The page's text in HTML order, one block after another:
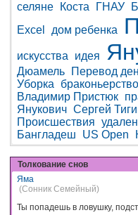
селяне Коста ГНАУ
Excel
дом ребенка
искусства идея
Дюамель
Перевод
Уборка
браконьерство
Владимир Пристюк
Янукович Сергей
Происшествия
Бангладеш
US Open
Толкование снов
Яма
(Сонник Семейный)
Ты попадешь в ловушку,